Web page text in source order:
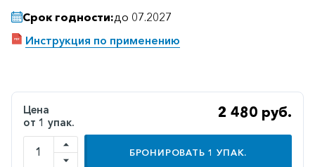
Желудочно-
кишечные
Иммунодепрессанты
Срок годности:до 07.2027
Инструкция по применению
Цена
от 1 упак.
2 480 руб.
БРОНИРОВАТЬ 1 УПАК.